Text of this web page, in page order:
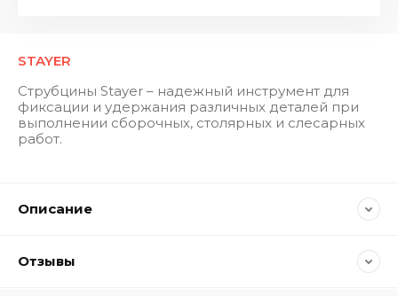
STAYER
Струбцины Stayer – надежный инструмент для
фиксации и удержания различных деталей при
выполнении сборочных, столярных и слесарных
работ.
Описание
Отзывы